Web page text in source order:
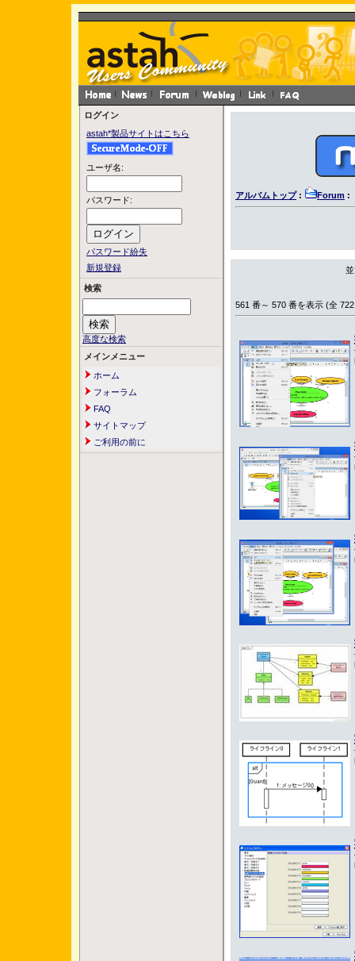
ログイン
astah*製品サイトはこちら
ユーザ名:
パスワード:
パスワード紛失
新規登録
検索
高度な検索
メインメニュー
ホーム
フォーラム
FAQ
サイトマップ
ご利用の前に
アルバムトップ: Forum :
561 番～ 570 番を表示 (全